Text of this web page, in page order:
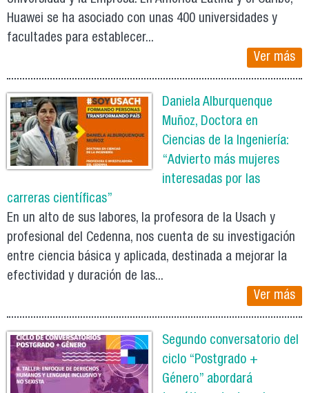
Huawei se ha asociado con unas 400 universidades y
facultades para establecer...
Ver más
Daniela Alburquenque
Muñoz, Doctora en
Ciencias de la Ingeniería:
“Advierto más mujeres
interesadas por las
carreras científicas”
En un alto de sus labores, la profesora de la Usach y
profesional del Cedenna, nos cuenta de su investigación
entre ciencia básica y aplicada, destinada a mejorar la
efectividad y duración de las...
Ver más
Segundo conversatorio del
ciclo “Postgrado +
Género” abordará